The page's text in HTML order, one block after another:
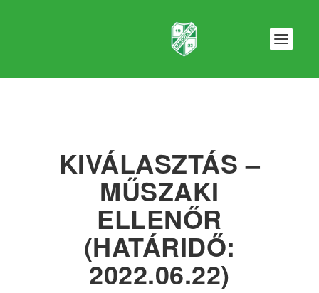
KIVÁLASZTÁS –
MŰSZAKI
ELLENŐR
(HATÁRIDŐ:
2022.06.22)